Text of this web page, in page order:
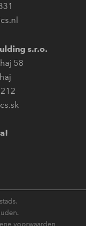
s.r.o.
58
.